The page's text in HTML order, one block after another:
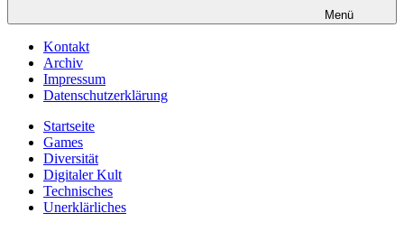
Menü
Kontakt
Archiv
Impressum
Datenschutzerklärung
Startseite
Games
Diversität
Digitaler Kult
Technisches
Unerklärliches